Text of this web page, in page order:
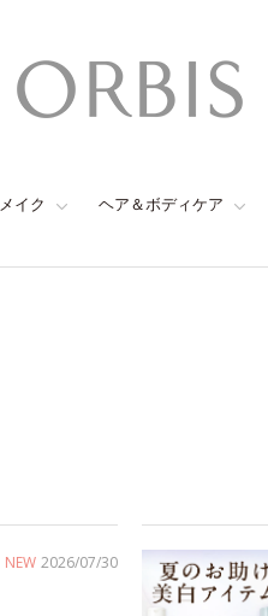
メイク ヘア＆ボディケア
NEW 2026/07/30